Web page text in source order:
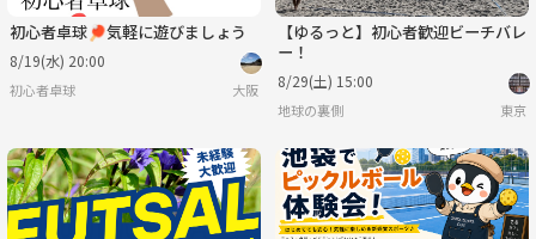
初心者卓球🏓気軽に遊びましょう
8/19(水) 20:00
初心者卓球 大阪
【ゆるっと】初心者歓迎ビーチバレ
ー！
8/29(土) 15:00
地球の裏側 東京